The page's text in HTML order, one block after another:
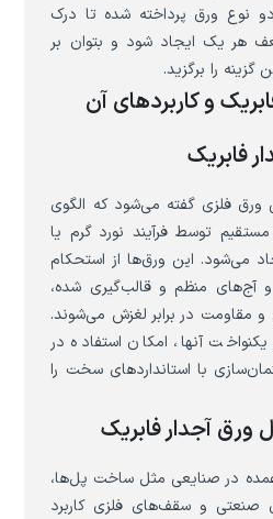
نوع ورق پرداخته شده تا درک
هر یک ایجاد شود و بتوان بر
را برگزید.
و کاربردهای آن
فابریک
ورق فلزی گفته می‌شود که الگوی
توسط فرآیند نورد گرم یا
می‌شود. این ورق‌ها از استحکام
و آج‌های منظم و قالب‌گیری شده،
مقاومت در برابر لغزش می‌شوند.
آنها، امکان استفاده در
با استانداردهای سخت را
ورق آجدار فابریک
در صنایعی مثل ساخت پل‌ها،
صنعتی و سقف‌های فلزی کاربرد